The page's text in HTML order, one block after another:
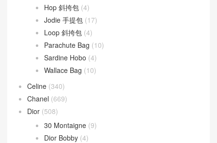
Hop 斜挎包 (4)
Jodie 手提包 (17)
Loop 斜挎包 (4)
Parachute Bag (10)
Sardine Hobo (4)
Wallace Bag (10)
Celine (340)
Chanel (669)
Dior (508)
30 Montaigne (9)
Dior Bobby (4)